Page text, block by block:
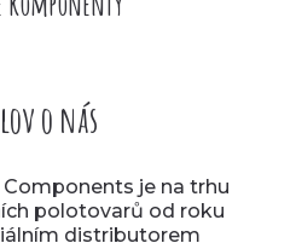
o nás
je na trhu
polotovarů od roku
distributorem